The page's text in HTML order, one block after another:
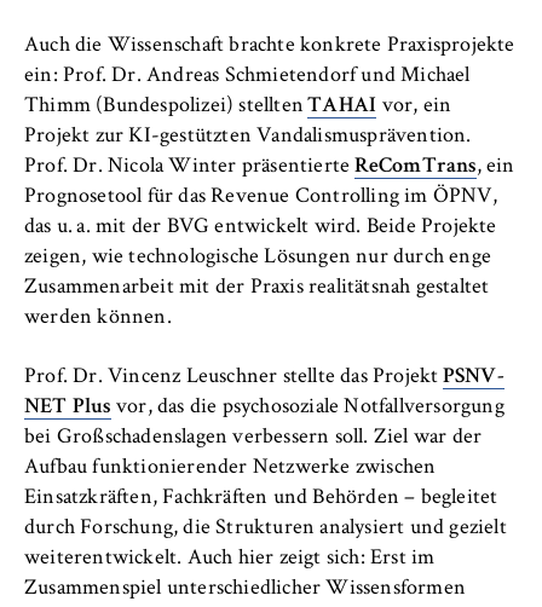
Auch die Wissenschaft brachte konkrete Praxisprojekte
ein: Prof. Dr. Andreas Schmietendorf und Michael
Thimm (Bundespolizei) stelltenTAHAI vor, ein
Projekt zur KI-gestützten Vandalismusprävention.
Prof. Dr. Nicola Winter präsentierte ReComTrans, ein
Prognosetool für das Revenue Controlling im ÖPNV,
das u. a. mit der BVG entwickelt wird. Beide Projekte
zeigen, wie technologische Lösungen nur durch enge
Zusammenarbeit mit der Praxis realitätsnah gestaltet
werden können.
Prof. Dr. Vincenz Leuschner stellte das Projekt PSNV-
NET Plus vor, das die psychosoziale Notfallversorgung
bei Großschadenslagen verbessern soll. Ziel war der
Aufbau funktionierender Netzwerke zwischen
Einsatzkräften, Fachkräften und Behörden – begleitet
durch Forschung, die Strukturen analysiert und gezielt
weiterentwickelt. Auch hier zeigt sich: Erst im
Zusammenspiel unterschiedlicher Wissensformen